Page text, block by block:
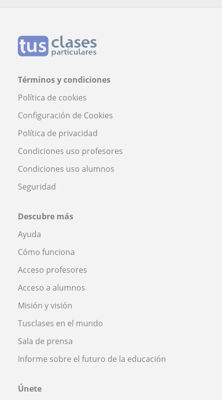
Términos y condiciones
Política de cookies
Configuración de Cookies
Política de privacidad
Condiciones uso profesores
Condiciones uso alumnos
Seguridad
Descubre más
Ayuda
Cómo funciona
Acceso profesores
Acceso a alumnos
Misión y visión
Tusclases en el mundo
Sala de prensa
Informe sobre el futuro de la educación
Únete